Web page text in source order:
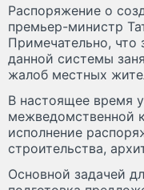
Распоряжение о
премьер-министр
Примечательно, что
данной системы
жалоб местных
В настоящее время
межведомственной
исполнение
строительства,
Основной задачей